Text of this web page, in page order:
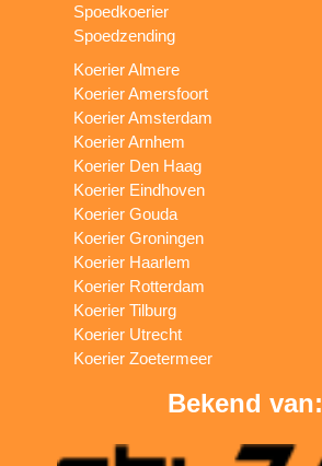
Spoedkoerier
Spoedzending
Koerier Almere
Koerier Amersfoort
Koerier Amsterdam
Koerier Arnhem
Koerier Den Haag
Koerier Eindhoven
Koerier Gouda
Koerier Groningen
Koerier Haarlem
Koerier Rotterdam
Koerier Tilburg
Koerier Utrecht
Koerier Zoetermeer
Bekend van: